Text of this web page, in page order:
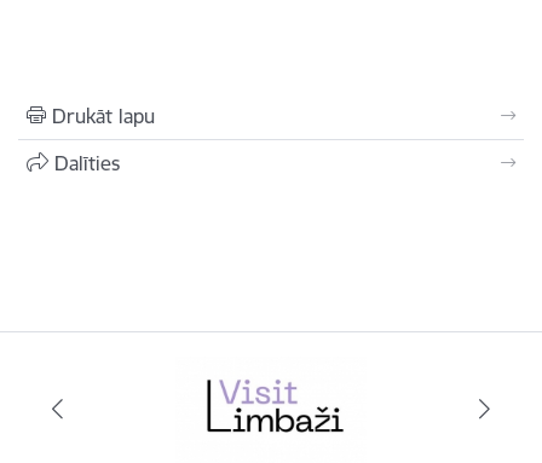
Drukāt lapu
Dalīties